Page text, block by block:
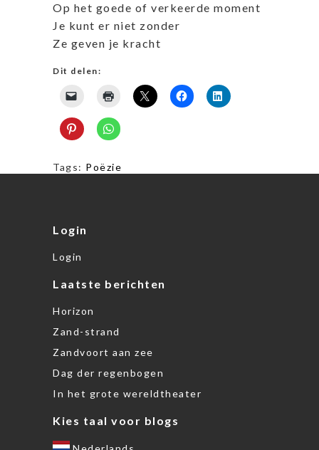
Op het goede of verkeerde moment
Je kunt er niet zonder
Ze geven je kracht
Dit delen:
Tags: Poëzie
Login
Login
Laatste berichten
Horizon
Zand-strand
Zandvoort aan zee
Dag der regenbogen
In het grote wereldtheater
Kies taal voor blogs